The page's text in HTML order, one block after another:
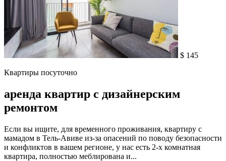
$ 145
Квартиры посуточно
аренда квартир с дизайнерским
ремонтом
Если вы ищите, для временного проживания, квартиру с
мамадом в Тель-Авиве из-за опасений по поводу безопасности
и конфликтов в вашем регионе, у нас есть 2-х комнатная
квартира, полностью меблирована и...